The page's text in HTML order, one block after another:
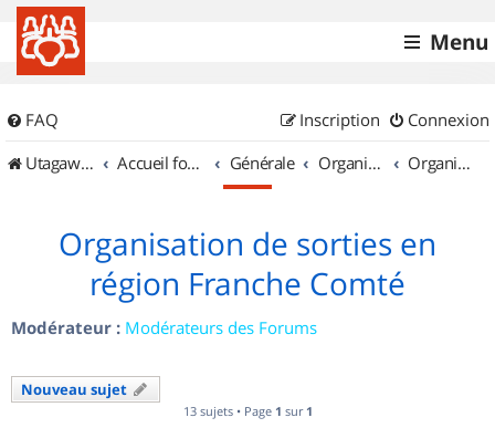
Menu
FAQ Connexion
Inscription
UtagawaVTT (Randos VTT et VTTAE avec traces GPS)
Accueil forum Générale Organisation de sorties & Recherche de partenaires Organisation de sorties en région Franche Comté
Organisation de sorties en
région Franche Comté
Modérateur : Modérateurs des Forums
Nouveau sujet
13 sujets • Page 1 sur 1